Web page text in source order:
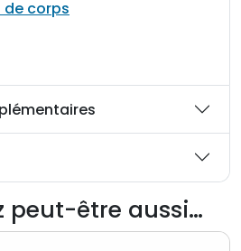
de corps
peut-être aussi…